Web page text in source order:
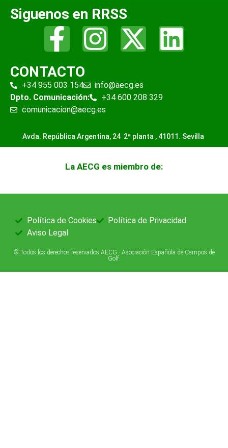
Siguenos en RRSS
CONTACTO
+34 955 003 154
info@aecg.es
Dpto. Comunicación:
+34 600 208 329
comunicacion@aecg.es
Avda. República Argentina, 24 2ª planta , 41011. Sevilla
La AECG es miembro de:
© Todos los derechos reservados AECG - Asociación Española de Campos de
Golf.
Política de Cookies
Política de Privacidad
Aviso Legal